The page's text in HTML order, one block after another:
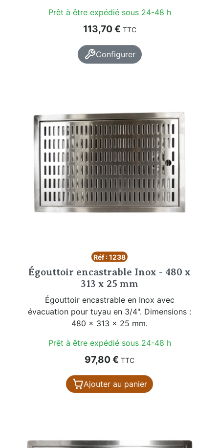
Prêt à être expédié sous 24-48 h
Prix
113,70 € TTC
Configurer
Réf : 1238
Égouttoir encastrable Inox - 480 x
313 x 25 mm
Égouttoir encastrable en Inox avec
évacuation pour tuyau en 3/4". Dimensions :
480 x 313 x 25 mm.
Prêt à être expédié sous 24-48 h
Prix
97,80 € TTC
Ajouter au panier